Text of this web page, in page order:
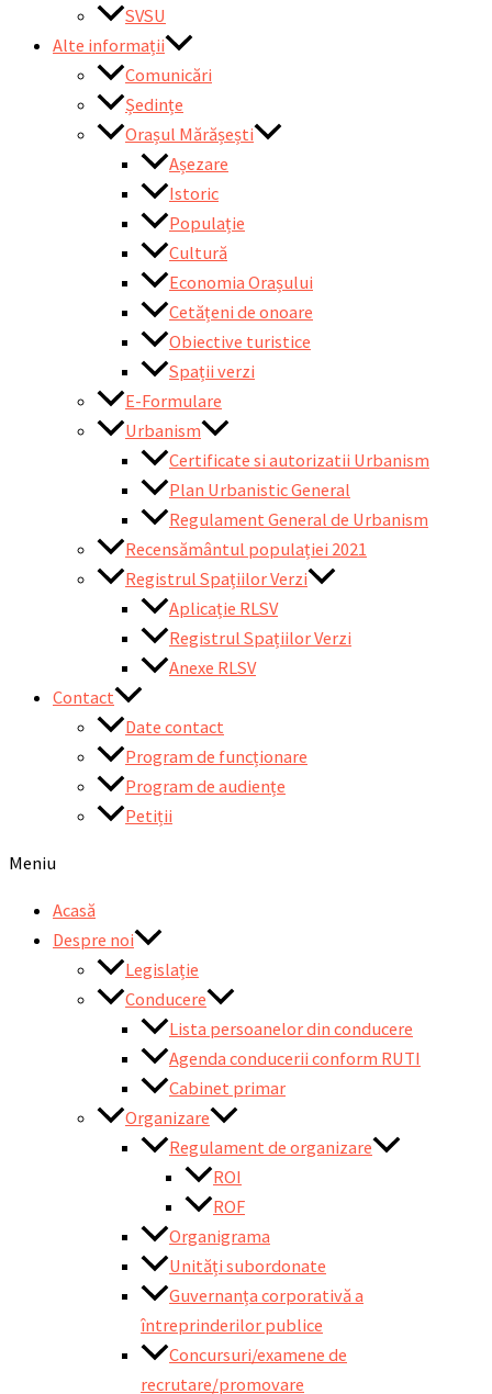
SVSU
Alte informații
Comunicări
Ședințe
Orașul Mărășești
Așezare
Istoric
Populație
Cultură
Economia Orașului
Cetățeni de onoare
Obiective turistice
Spații verzi
E-Formulare
Urbanism
Certificate si autorizatii Urbanism
Plan Urbanistic General
Regulament General de Urbanism
Recensământul populației 2021
Registrul Spațiilor Verzi
Aplicație RLSV
Registrul Spațiilor Verzi
Anexe RLSV
Contact
Date contact
Program de funcționare
Program de audiențe
Petiții
Meniu
Acasă
Despre noi
Legislație
Conducere
Lista persoanelor din conducere
Agenda conducerii conform RUTI
Cabinet primar
Organizare
Regulament de organizare
ROI
ROF
Organigrama
Unități subordonate
Guvernanța corporativă a
întreprinderilor publice
Concursuri/examene de
recrutare/promovare